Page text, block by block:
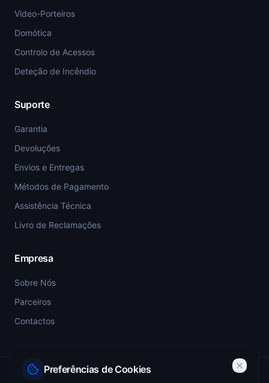
Video-Porteiros
Domótica
Controlo de Acessos
Deteção de Incêndio
Suporte
Garantia
Devoluções
Envios e Entregas
Métodos de Pagamento
Assistência Técnica
Livro de Reclamações
Empresa
Sobre Nós
Parceiros
Contactos
Preferências de Cookies